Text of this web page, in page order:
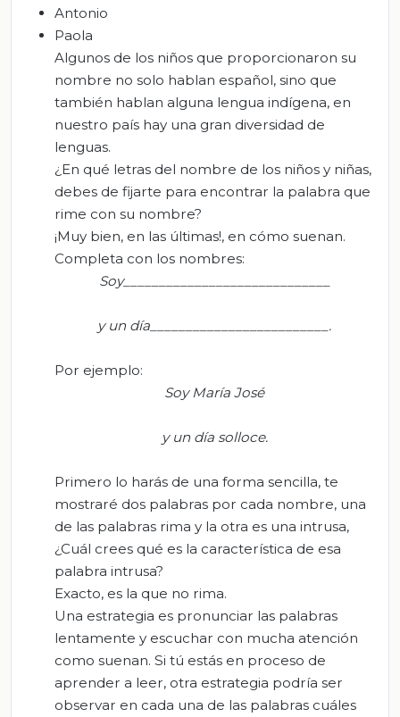
Antonio
Paola
Algunos de los niños que proporcionaron su
nombre no solo hablan español, sino que
también hablan alguna lengua indígena, en
nuestro país hay una gran diversidad de
lenguas.
¿En qué letras del nombre de los niños y niñas,
debes de fijarte para encontrar la palabra que
rime con su nombre?
¡Muy bien, en las últimas!, en cómo suenan.
Completa con los nombres:
Soy_____________________________
y un día_________________________.
Por ejemplo:
Soy María José
y un díasolloce.
Primero lo harás de una forma sencilla, te
mostraré dos palabras por cada nombre, una
de las palabras rima y la otra es una intrusa,
¿Cuál crees qué es la característica de esa
palabra intrusa?
Exacto, es la que no rima.
Una estrategia es pronunciar las palabras
lentamente y escuchar con mucha atención
como suenan. Si tú estás en proceso de
aprender a leer, otra estrategia podría ser
observar en cada una de las palabras cuáles